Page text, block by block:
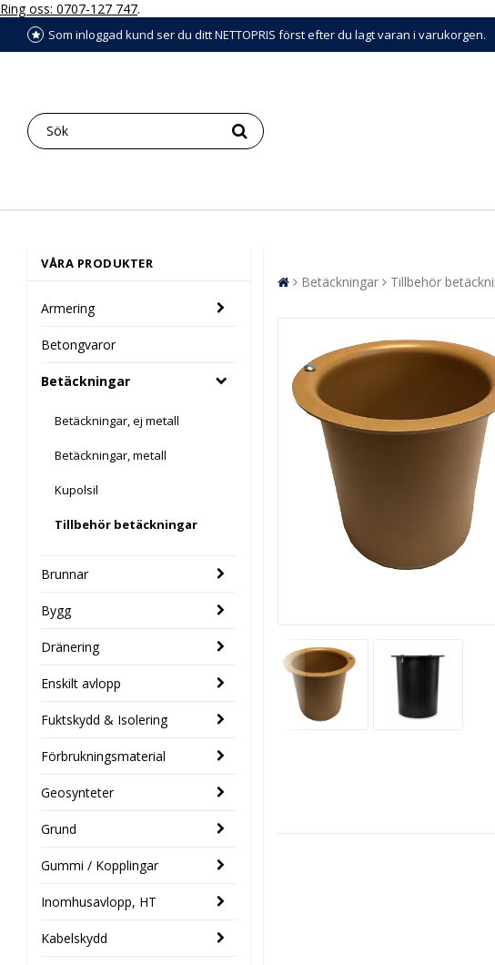
Ring oss: 0707-127 747.
Som inloggad kund ser du ditt NETTOPRIS först efter du lagt varan i varukorgen.
VÅRA PRODUKTER
Armering
Betongvaror
Betäckningar
Betäckningar, ej metall
Betäckningar, metall
Kupolsil
Tillbehör betäckningar
Brunnar
Bygg
Dränering
Enskilt avlopp
Fuktskydd & Isolering
Förbrukningsmaterial
Geosynteter
Grund
Gummi / Kopplingar
Inomhusavlopp, HT
Kabelskydd
Betäckningar Tillbehör